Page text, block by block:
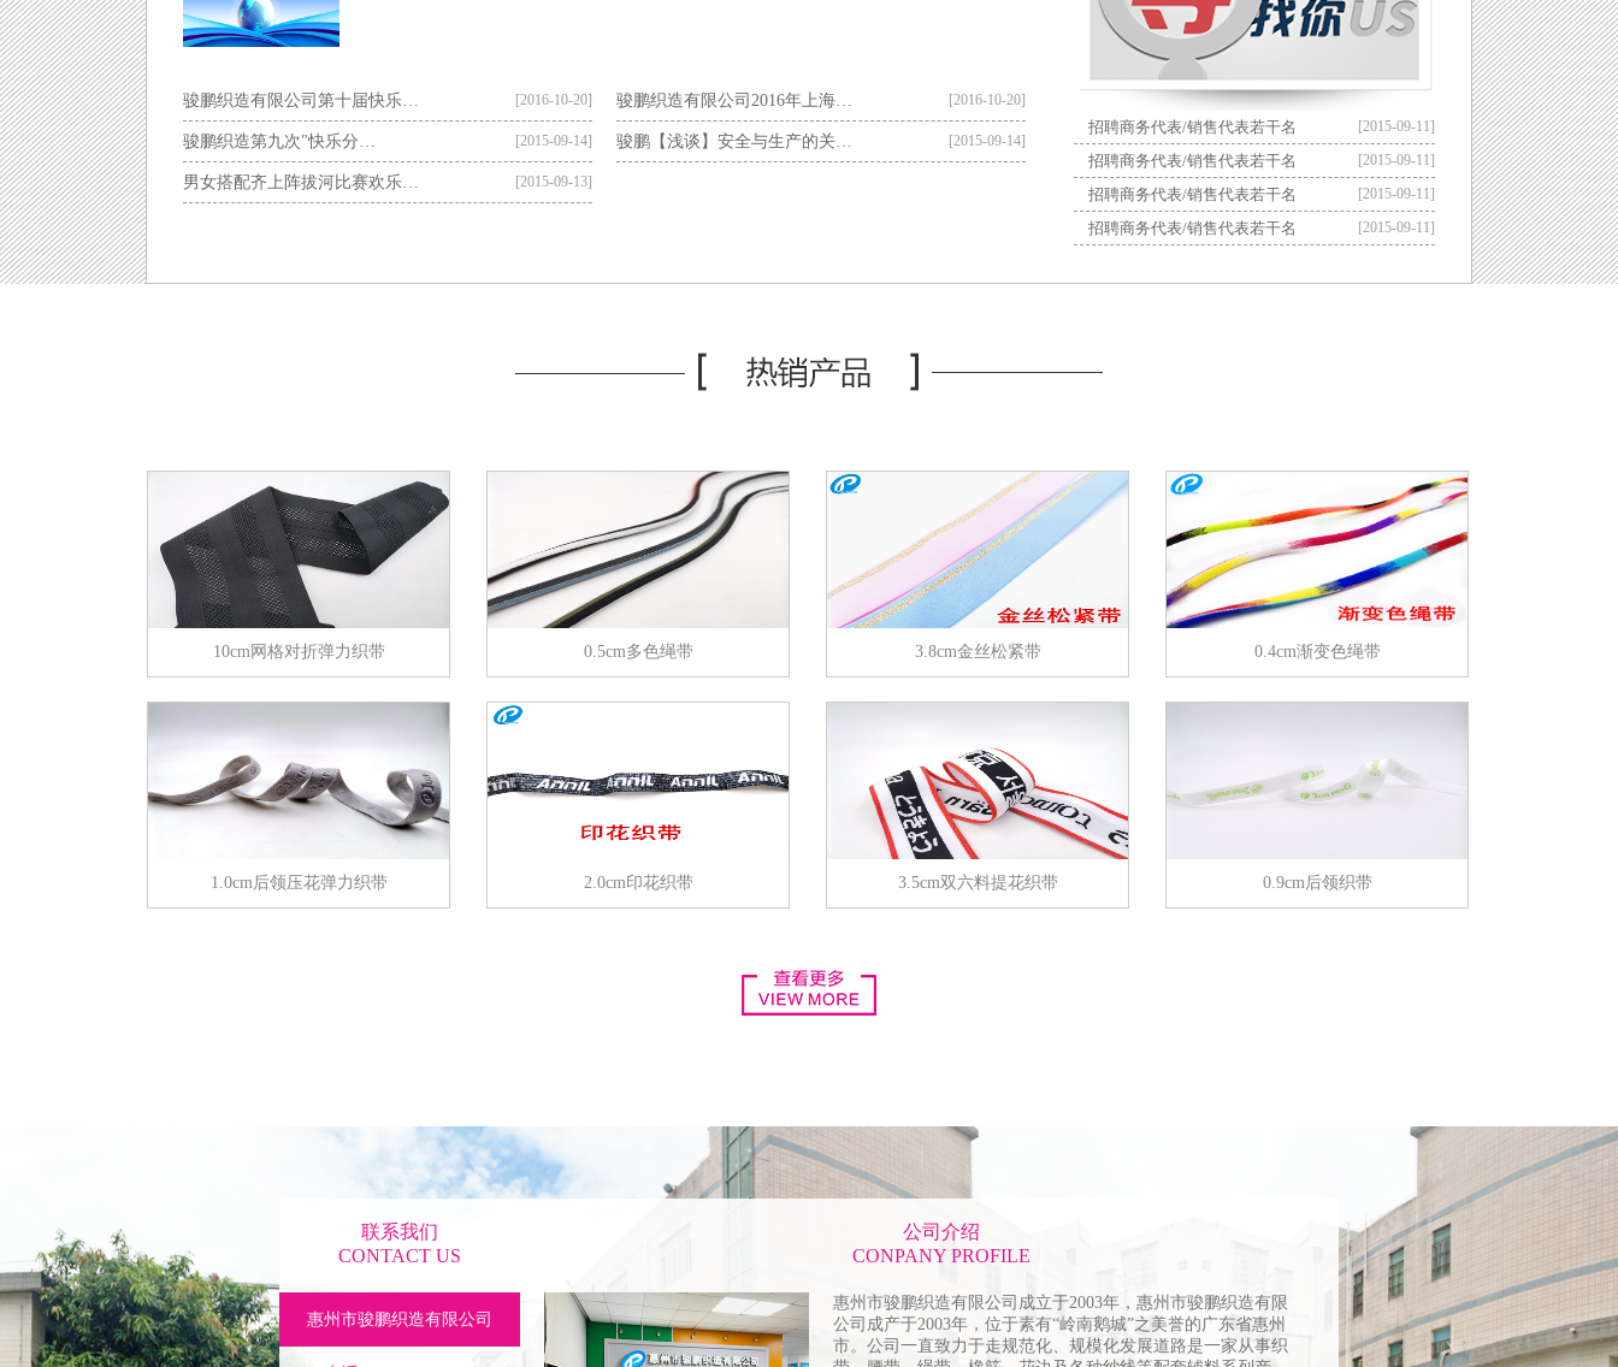
服装 服装
箱包 箱包 箱包
鞋帽 鞋帽 鞋帽
腰带 腰带 腰带 腰带 腰带
骏鹏织造有限公司第十届快乐… [2016-10-20] 骏鹏织造有限公司2016年上海… [2016-10-20]
骏鹏织造第九次"快乐分… [2015-09-14] 骏鹏【浅谈】安全与生产的关… [2015-09-14]
男女搭配齐上阵拔河比赛欢乐… [2015-09-13]
招聘商务代表/销售代表若干名 [2015-09-11]
招聘商务代表/销售代表若干名 [2015-09-11]
招聘商务代表/销售代表若干名 [2015-09-11]
招聘商务代表/销售代表若干名 [2015-09-11]
10cm网格对折弹力织带 0.5cm多色绳带 3.8cm金丝松紧带 0.4cm渐变色绳带
1.0cm后领压花弹力织带 2.0cm印花织带 3.5cm双六料提花织带 0.9cm后领织带
联系我们
CONTACT US
惠州市骏鹏织造有限公司
公司介绍
CONPANY PROFILE
惠州市骏鹏织造有限公司成立于2003年，惠州市骏鹏织造有限
公司成产于2003年，位于素有“岭南鹅城”之美誉的广东省惠州
市。公司一直致力于走规范化、规模化发展道路是一家从事织